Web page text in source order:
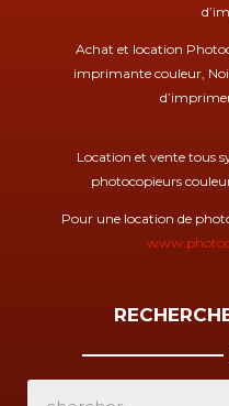
Achat et location
imprimante couleur,
Location et vente tous
photocopieurs
Pour une location de